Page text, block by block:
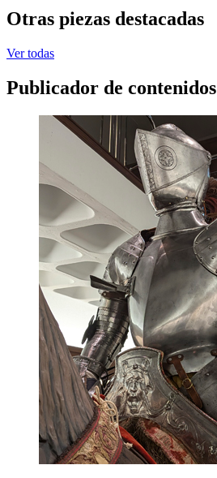
Otras piezas destacadas
Ver todas
Publicador de contenidos